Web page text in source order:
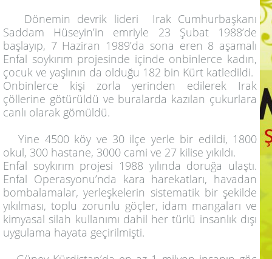
Dönemin devrik lideri Irak Cumhurbaşkanı
Saddam Hüseyin’in emriyle 23 Şubat 1988’de
başlayıp, 7 Haziran 1989’da sona eren 8 aşamalı
Enfal soykırım projesinde içinde onbinlerce kadın,
çocuk ve yaşlının da olduğu 182 bin Kürt katledildi.
Onbinlerce kişi zorla yerinden edilerek Irak
çöllerine götürüldü ve buralarda kazılan çukurlara
canlı olarak gömüldü.
Yine 4500 köy ve 30 ilçe yerle bir edildi, 1800
okul, 300 hastane, 3000 cami ve 27 kilise yıkıldı.
Enfal soykırım projesi 1988 yılında doruğa ulaştı.
Enfal Operasyonu’nda kara harekatları, havadan
bombalamalar, yerleşkelerin sistematik bir şekilde
yıkılması, toplu zorunlu göçler, idam mangaları ve
kimyasal silah kullanımı dahil her türlü insanlık dışı
uygulama hayata geçirilmişti.